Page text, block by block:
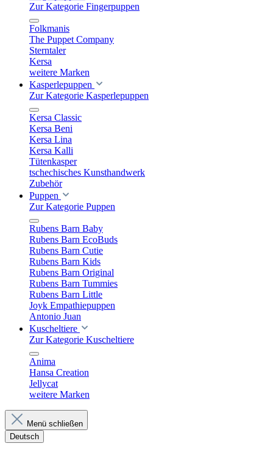
Zur Kategorie Fingerpuppen
Folkmanis
The Puppet Company
Sterntaler
Kersa
weitere Marken
Kasperlepuppen
Zur Kategorie Kasperlepuppen
Kersa Classic
Kersa Beni
Kersa Lina
Kersa Kalli
Tütenkasper
tschechisches Kunsthandwerk
Zubehör
Puppen
Zur Kategorie Puppen
Rubens Barn Baby
Rubens Barn EcoBuds
Rubens Barn Cutie
Rubens Barn Kids
Rubens Barn Original
Rubens Barn Tummies
Rubens Barn Little
Joyk Empathiepuppen
Antonio Juan
Kuscheltiere
Zur Kategorie Kuscheltiere
Anima
Hansa Creation
Jellycat
weitere Marken
Menü schließen
Deutsch